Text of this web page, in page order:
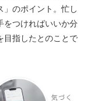
」のポイント。忙し
をつければいいか分
目指したとのことで